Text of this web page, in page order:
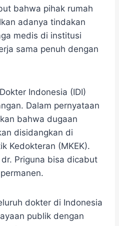
bahwa pihak rumah
adanya tindakan
medis di institusi
sama penuh dengan
Indonesia (IDI)
Dalam pernyataan
bahwa dugaan
disidangkan di
Kedokteran (MKEK).
Priguna bisa dicabut
dokter di Indonesia
publik dengan